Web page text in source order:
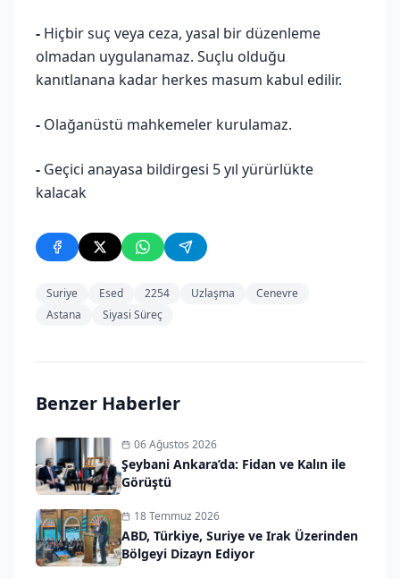
- Hiçbir suç veya ceza, yasal bir düzenleme
olmadan uygulanamaz. Suçlu olduğu
kanıtlanana kadar herkes masum kabul edilir.
- Olağanüstü mahkemeler kurulamaz.
- Geçici anayasa bildirgesi 5 yıl yürürlükte
kalacak
Suriye Esed 2254 Uzlaşma
Cenevre
Astana
Siyasi Süreç
Benzer Haberler
06 Ağustos 2026
Şeybani Ankara’da: Fidan ve Kalın ile
Görüştü
18 Temmuz 2026
ABD, Türkiye, Suriye ve Irak Üzerinden
Bölgeyi Dizayn Ediyor